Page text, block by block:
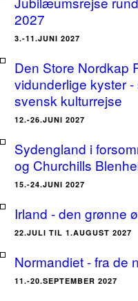
2027
3.-11.JUNI 2027
Den Store Nordkap
vidunderlige kyster
svensk kulturrejse
12.-26.JUNI 2027
Sydengland i
og Churchills
15.-24.JUNI 2027
Irland - den grønne
22.JULI TIL 1.AUGUST 2027
Normandiet - fra de
11.-20.SEPTEMBER 2027